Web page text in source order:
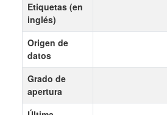
Etiquetas (en
inglés)
Origen de
datos
Grado de
apertura